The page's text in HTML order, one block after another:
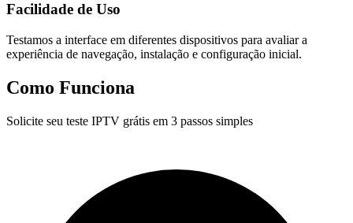
Facilidade de Uso
Testamos a interface em diferentes dispositivos para avaliar a
experiência de navegação, instalação e configuração inicial.
Como Funciona
Solicite seu teste IPTV grátis em 3 passos simples